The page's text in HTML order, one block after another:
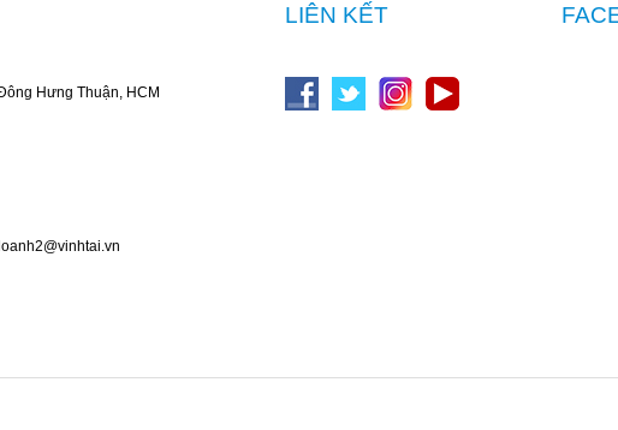
Hưng Thuận, HCM
LIÊN KẾT